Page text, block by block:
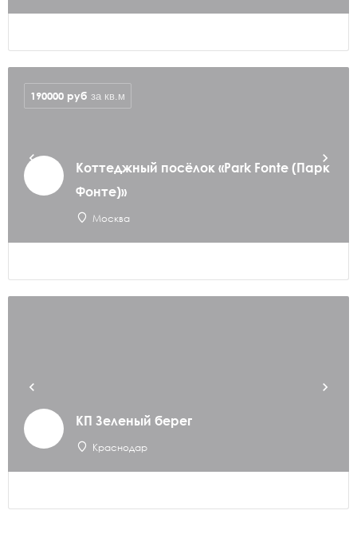
Коттеджный посёлок «Park Fonte (Парк
Фонте)»
Москва
190000 руб за кв.м
КП Зеленый берег
Краснодар